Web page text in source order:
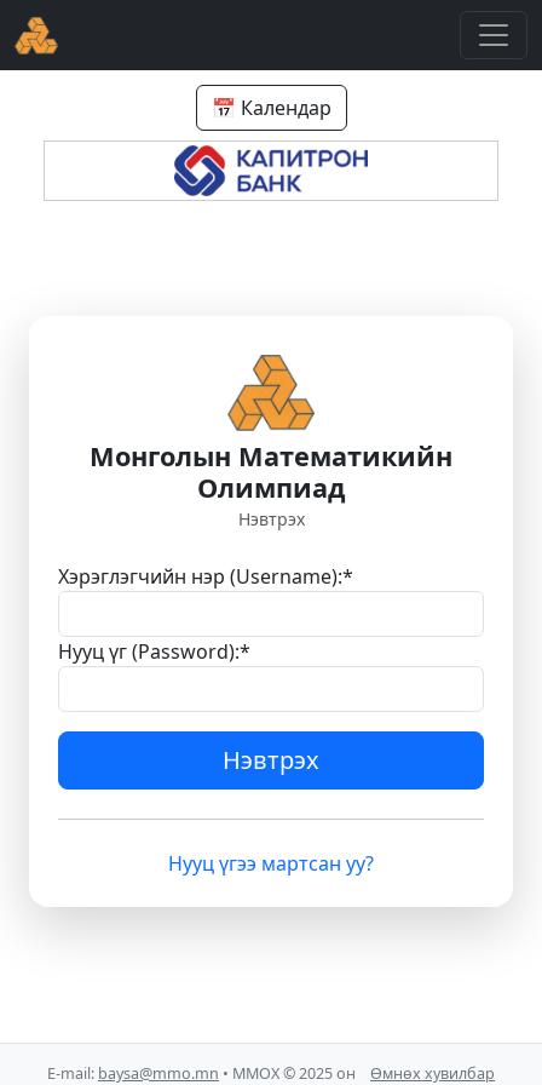
📅 Календар
Монголын Математикийн
Олимпиад
Нэвтрэх
Хэрэглэгчийн нэр (Username):*
Нууц үг (Password):*
Нэвтрэх
Нууц үгээ мартсан уу?
E-mail: baysa@mmo.mn • ММОХ © 2025 он Өмнөх хувилбар